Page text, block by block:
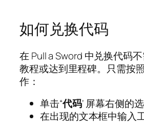
如何兑换代码
在 Pull a Sword 中兑换代码
教程或达到里程碑。只需按
作：
单击“代码‘ 屏幕右侧的选
在出现的文本框中输入